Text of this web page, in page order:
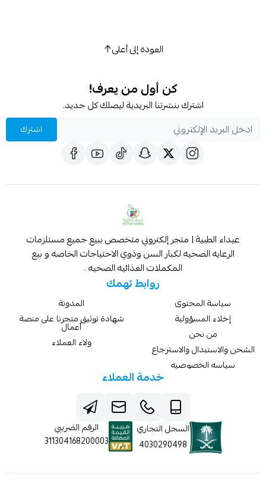
العودة إلى أعلى
كن أول من يعرف!
اشترك بنشرتنا البريدية ليصلك كل جديد.
اشترك
غيداء الطبية | متجر إلكتروني متخصص ببيع جميع مستلزمات
الرعايه الصحيه لكبار السن وذوي الاحتياجات الخاصه و بيع
المكملات الغذائيه الصحيه .
روابط تهمك
سياسة المحتوى
إخلاء المسؤولية
من نحن
الشحن والاستبدال والاسترجاع
سياسه الخصوصيه
المدونة
شهادة توثيق متجرنا على منصة
أعمال
ولاء العملاء
خدمة العملاء
السجل التجاري
4030290498
الرقم الضريبي
311304168200003